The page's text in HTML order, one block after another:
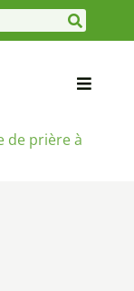
de prière à